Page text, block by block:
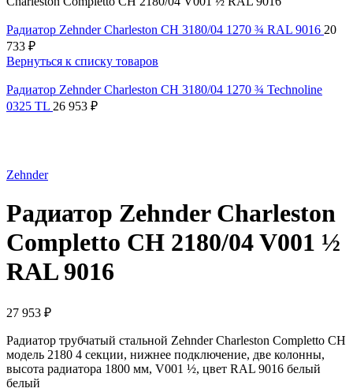
Радиатор Zehnder Charleston CH 3180/04 1270 ¾ RAL 9016 20
733 ₽
Вернуться к списку товаров
Радиатор Zehnder Charleston CH 3180/04 1270 ¾ Technoline
0325 TL 26 953 ₽
Zehnder
Радиатор Zehnder Charleston
Completto CH 2180/04 V001 ½
RAL 9016
27 953 ₽
Радиатор трубчатый стальной Zehnder Charleston Completto CH
модель 2180 4 секции, нижнее подключение, две колонны,
высота радиатора 1800 мм, V001 ½, цвет RAL 9016 белый
белый